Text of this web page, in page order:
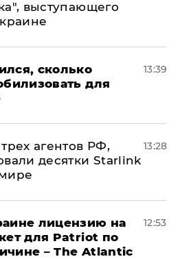
выступающего
сколько
для
13:39
агентов РФ,
десятки Starlink
13:28
лицензию на
для Patriot по
– The Atlantic
12:53